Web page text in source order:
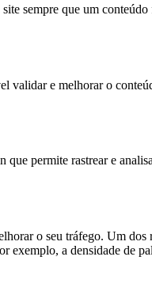
sempre que um
validar e melhorar o
permite rastrear e
o seu tráfego. Um dos
a densidade de